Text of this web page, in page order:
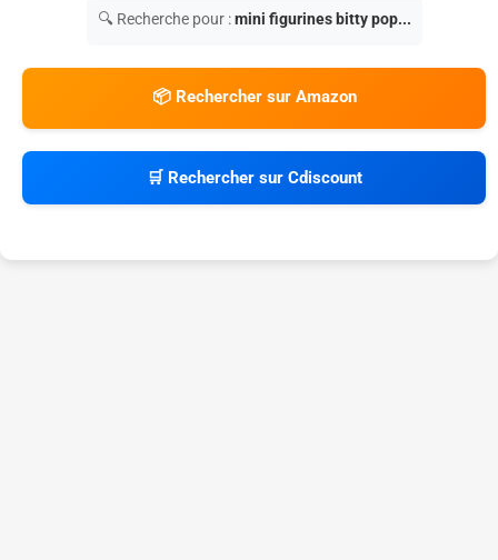
🔍 Recherche pour :mini figurines bitty pop...
📦 Rechercher sur Amazon
🛒 Rechercher sur Cdiscount